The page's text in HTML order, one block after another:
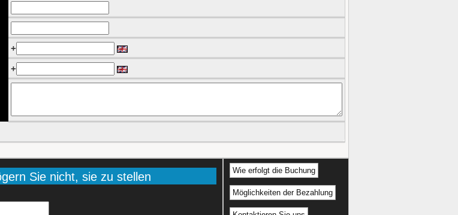
+
+
Sie nicht, sie zu stellen Wie erfolgt die Buchung
Möglichkeiten der Bezahlung